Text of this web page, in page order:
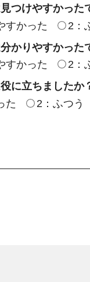
つけやすかった
すかった
2：
かりやすかった
すかった
2：
に立ちましたか
た
2：ふつう